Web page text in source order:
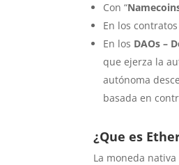
Con “
En los
En los DAOs –
que ejerza la
autónoma
basada en
¿Que es
La moneda